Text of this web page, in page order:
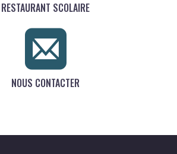
RESTAURANT SCOLAIRE
NOUS CONTACTER